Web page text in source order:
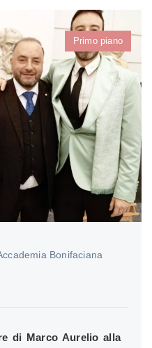
Primo piano
Bonifaciana
di Marco Aurelio alla